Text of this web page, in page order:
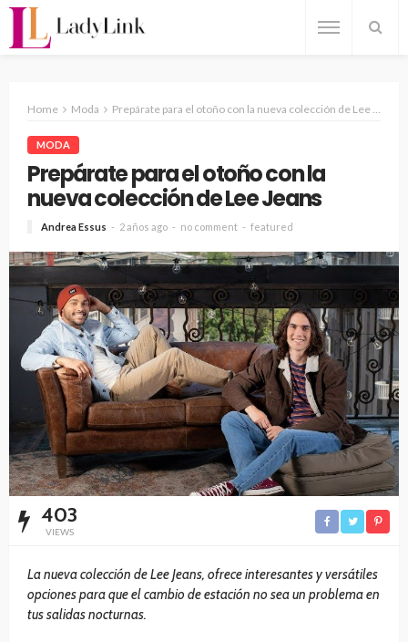
Home Moda Prepárate para el otoño con la nueva colección de Lee Jeans
MODA
Prepárate para el otoño con la
nueva colección de Lee Jeans
Andrea Essus 2 años ago no comment featured
403
VIEWS
La nueva colección de Lee Jeans, ofrece interesantes y versátiles
opciones para que el cambio de estación no sea un problema en
tus salidas nocturnas.